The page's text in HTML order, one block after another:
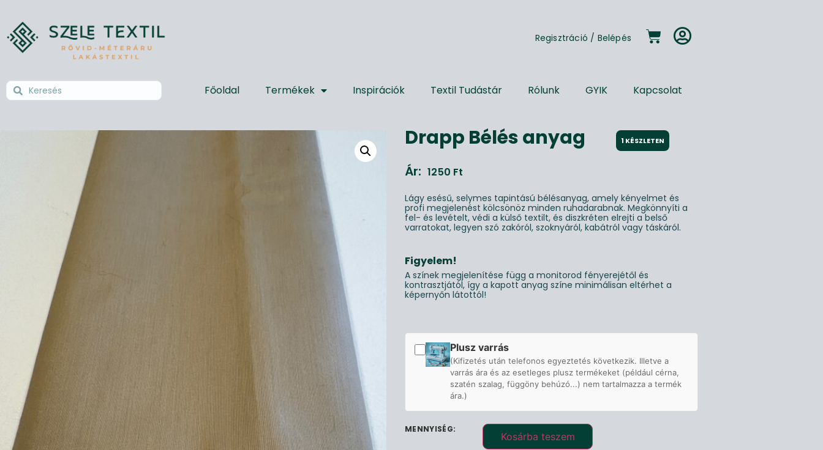
Regisztráció / Belépés
Főoldal Termékek Inspirációk Textil Tudástár Rólunk GYIK Kapcsolat
Drapp Bélés anyag 1 KÉSZLETEN
Ár: 1250 Ft
Lágy esésű, selymes tapintású bélésanyag, amely kényelmet és
profi megjelenést kölcsönöz minden ruhadarabnak. Megkönnyíti a
fel- és levételt, védi a külső textilt, és diszkréten elrejti a belső
varratokat, legyen szó zakóról, szoknyáról, kabátról vagy táskáról.
Figyelem!
A színek megjelenítése függ a monitorod fényerejétől és
kontrasztjától, így a kapott anyag színe minimálisan eltérhet a
képernyőn látottól!
Plusz varrás
(Kifizetés után telefonos egyeztetés következik. Illetve a
varrás ára és az esetleges plusz termékeket (például cérna,
szatén szalag, függöny behúzó...) nem tartalmazza a termék
ára.)
Kosárba teszem